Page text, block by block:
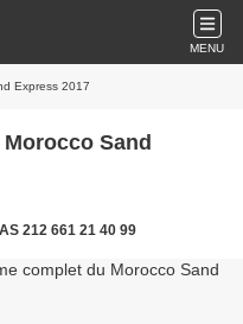
MENU
Express 2017
Sand
212 661 21 40 99